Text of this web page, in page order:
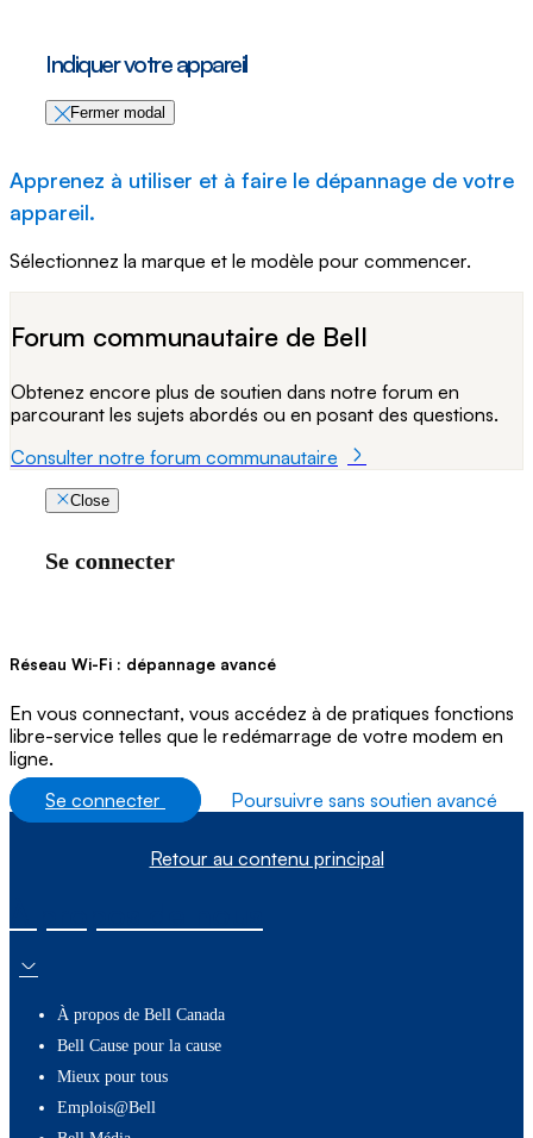
Indiquer votre appareil
Fermer modal
Apprenez à utiliser et à faire le dépannage de votre
appareil.
Sélectionnez la marque et le modèle pour commencer.
Forum communautaire de Bell
Obtenez encore plus de soutien dans notre forum en
parcourant les sujets abordés ou en posant des questions.
Consulter notre forum communautaire
Close
Se connecter
Réseau Wi-Fi : dépannage avancé
En vous connectant, vous accédez à de pratiques fonctions
libre-service telles que le redémarrage de votre modem en
ligne.
Se connecter
Poursuivre sans soutien avancé
Retour au contenu principal
À propos de Bell Canada
Bell Cause pour la cause
Mieux pour tous
Emplois@Bell